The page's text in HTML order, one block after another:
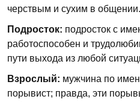
черствым и сухим в общении.
Подросток: подросток с
работоспособен и
пути выхода из любой
Взрослый: мужчина по
порывист; правда, эти